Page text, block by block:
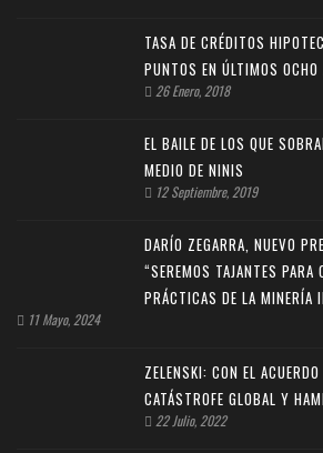
TASA DE CRÉDITOS
PUNTOS EN ÚLTIMOS OCHO
26 Enero, 2018
EL BAILE DE LOS QUE
MEDIO DE NINIS
12 Septiembre, 2019
DARÍO ZEGARRA, NUEVO
“SEREMOS TAJANTES PARA
PRÁCTICAS DE LA MINERÍA
11 Mayo, 2024
ZELENSKI: CON EL
CATÁSTROFE GLOBAL Y
22 Julio, 2022